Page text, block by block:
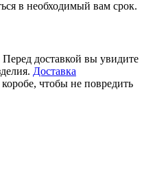
в необходимый вам срок.
доставкой вы увидите
Доставка
чтобы не повредить